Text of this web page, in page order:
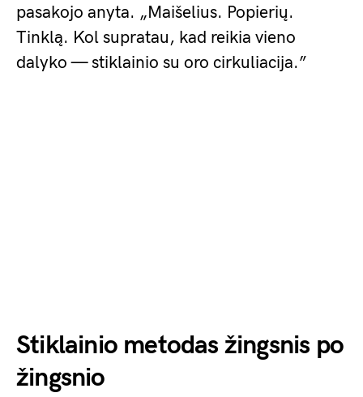
pasakojo anyta. „Maišelius. Popierių.
Tinklą. Kol supratau, kad reikia vieno
dalyko — stiklainio su oro cirkuliacija.”
Stiklainio metodas žingsnis po
žingsnio